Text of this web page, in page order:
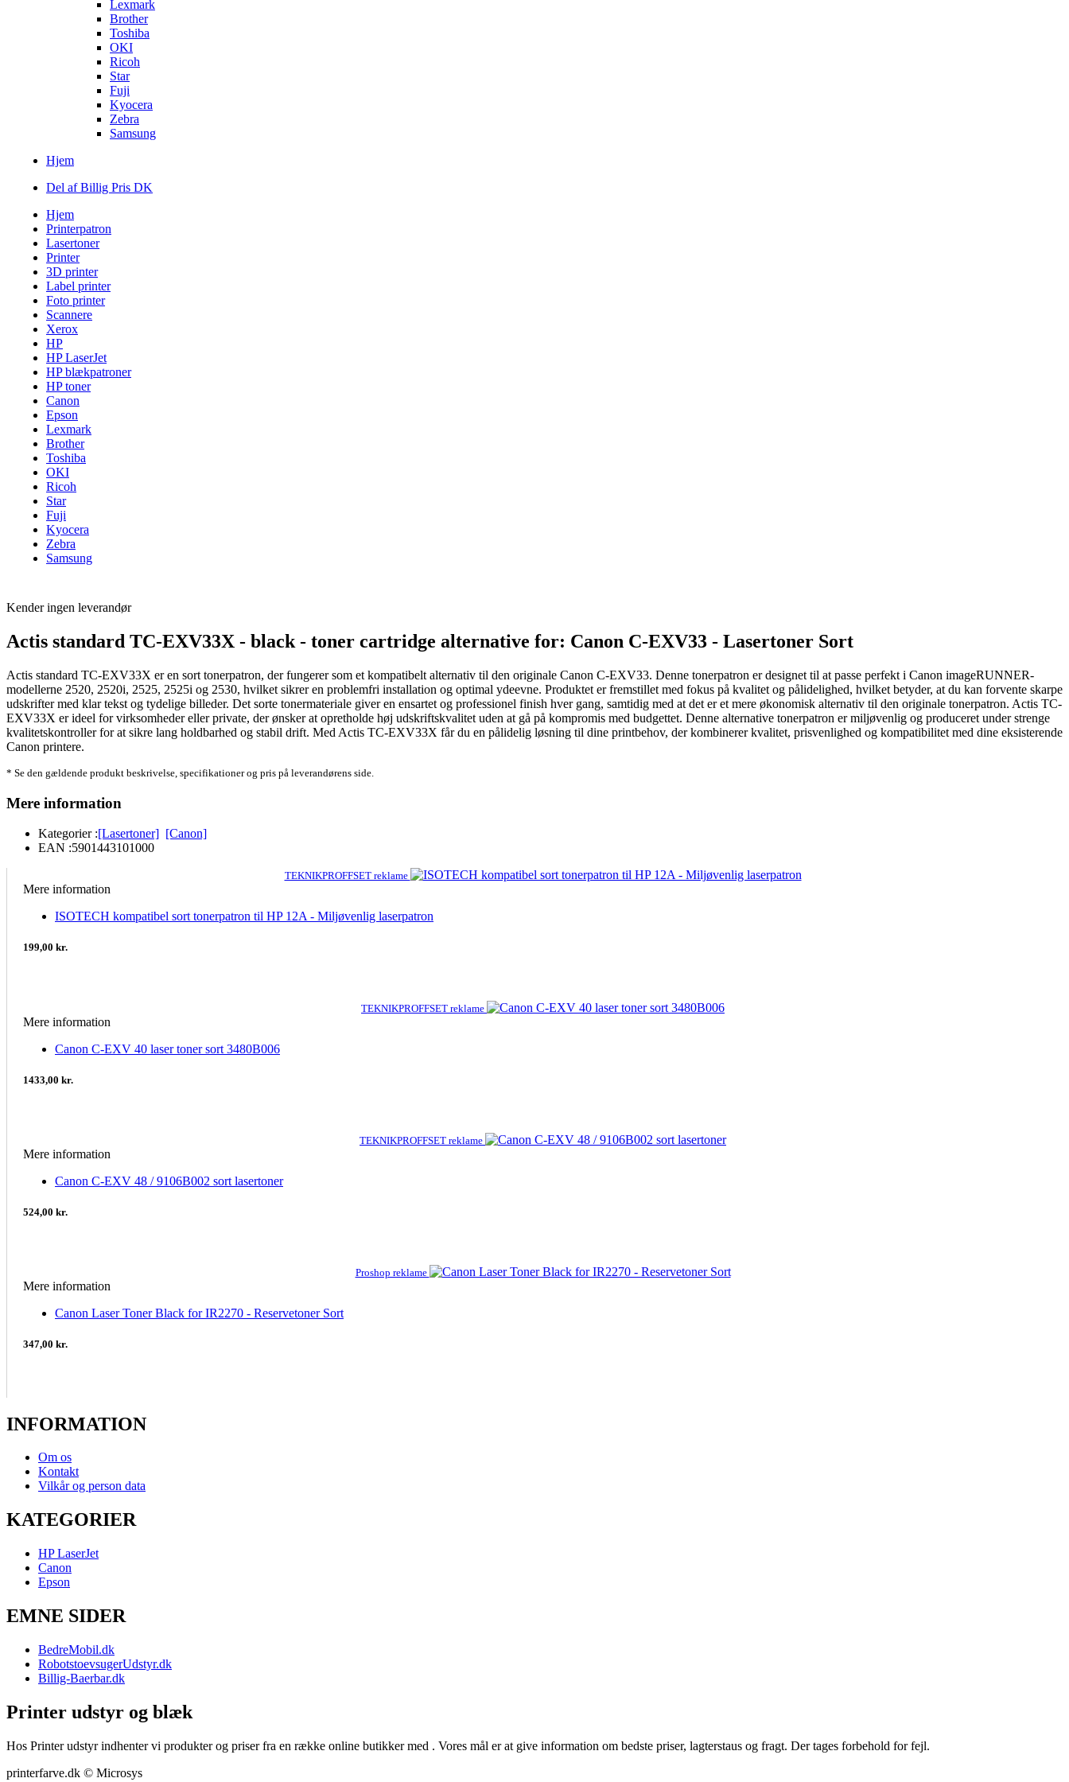
Lexmark
Brother
Toshiba
OKI
Ricoh
Star
Fuji
Kyocera
Zebra
Samsung
Hjem
Del af Billig Pris DK
Hjem
Printerpatron
Lasertoner
Printer
3D printer
Label printer
Foto printer
Scannere
Xerox
HP
HP LaserJet
HP blækpatroner
HP toner
Canon
Epson
Lexmark
Brother
Toshiba
OKI
Ricoh
Star
Fuji
Kyocera
Zebra
Samsung
Kender ingen leverandør
Actis standard TC-EXV33X - black - toner cartridge alternative for: Canon C-EXV33 - Lasertoner Sort
Actis standard TC-EXV33X er en sort tonerpatron, der fungerer som et kompatibelt alternativ til den originale Canon C-EXV33. Denne tonerpatron er designet til at passe perfekt i Canon imageRUNNER-
modellerne 2520, 2520i, 2525, 2525i og 2530, hvilket sikrer en problemfri installation og optimal ydeevne. Produktet er fremstillet med fokus på kvalitet og pålidelighed, hvilket betyder, at du kan forvente skarpe
udskrifter med klar tekst og tydelige billeder. Det sorte tonermateriale giver en ensartet og professionel finish hver gang, samtidig med at det er et mere økonomisk alternativ til den originale tonerpatron. Actis TC-
EXV33X er ideel for virksomheder eller private, der ønsker at opretholde høj udskriftskvalitet uden at gå på kompromis med budgettet. Denne alternative tonerpatron er miljøvenlig og produceret under strenge
kvalitetskontroller for at sikre lang holdbarhed og stabil drift. Med Actis TC-EXV33X får du en pålidelig løsning til dine printbehov, der kombinerer kvalitet, prisvenlighed og kompatibilitet med dine eksisterende
Canon printere.
* Se den gældende produkt beskrivelse, specifikationer og pris på leverandørens side.
Mere information
Kategorier :[Lasertoner] [Canon]
EAN :5901443101000
TEKNIKPROFFSET reklame
Mere information
ISOTECH kompatibel sort tonerpatron til HP 12A - Miljøvenlig laserpatron
199,00 kr.
TEKNIKPROFFSET reklame
Mere information
Canon C-EXV 40 laser toner sort 3480B006
1433,00 kr.
TEKNIKPROFFSET reklame
Mere information
Canon C-EXV 48 / 9106B002 sort lasertoner
524,00 kr.
Proshop reklame
Mere information
Canon Laser Toner Black for IR2270 - Reservetoner Sort
347,00 kr.
INFORMATION
Om os
Kontakt
Vilkår og person data
KATEGORIER
HP LaserJet
Canon
Epson
EMNE SIDER
BedreMobil.dk
RobotstoevsugerUdstyr.dk
Billig-Baerbar.dk
Printer udstyr og blæk
Hos Printer udstyr indhenter vi produkter og priser fra en række online butikker med . Vores mål er at give information om bedste priser, lagterstaus og fragt. Der tages forbehold for fejl.
printerfarve.dk © Microsys